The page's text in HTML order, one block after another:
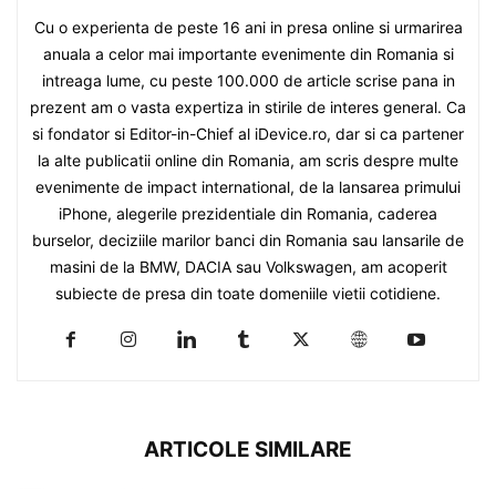
Cu o experienta de peste 16 ani in presa online si urmarirea
anuala a celor mai importante evenimente din Romania si
intreaga lume, cu peste 100.000 de article scrise pana in
prezent am o vasta expertiza in stirile de interes general. Ca
si fondator si Editor-in-Chief al iDevice.ro, dar si ca partener
la alte publicatii online din Romania, am scris despre multe
evenimente de impact international, de la lansarea primului
iPhone, alegerile prezidentiale din Romania, caderea
burselor, deciziile marilor banci din Romania sau lansarile de
masini de la BMW, DACIA sau Volkswagen, am acoperit
subiecte de presa din toate domeniile vietii cotidiene.
ARTICOLE SIMILARE